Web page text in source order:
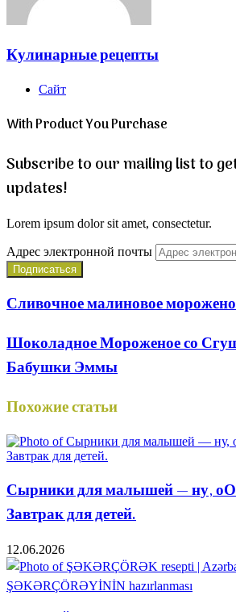
Кулинарные рецепты
Сайт
With Product You Purchase
Subscribe to our mailing list to
updates!
Lorem ipsum dolor sit amet, consectetur.
Адрес электронной почты
Сливочное малиновое
Шоколадное Мороженое со
Бабушки Эммы
Похожие статьи
Сырники для малышей — ну,
Завтрак для детей.
12.06.2026